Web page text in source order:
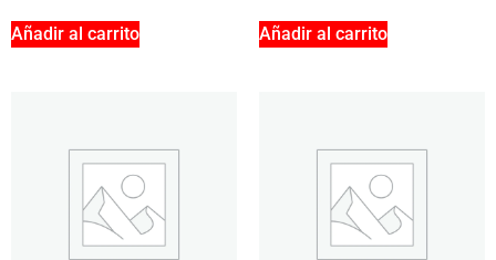
Sale 15% Off
RETÉN DE ACEITE VITON 20/35/7 MM (Cantidad:
M006
Añadir al carrito Añadir al carrito